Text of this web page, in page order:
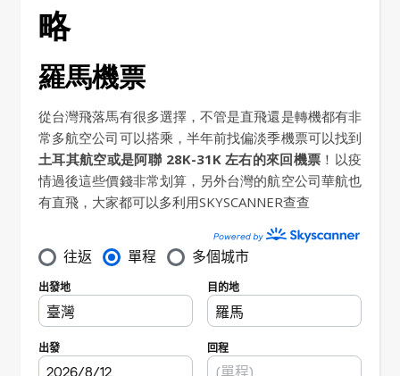
略
羅馬機票
從台灣飛落馬有很多選擇，不管是直飛還是轉機都有非
常多航空公司可以搭乘，半年前找偏淡季機票可以找到
土耳其航空或是阿聯 28K-31K 左右的來回機票 ！以疫
情過後這些價錢非常划算，另外台灣的航空公司華航也
有直飛，大家都可以多利用SKYSCANNER查查